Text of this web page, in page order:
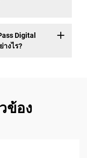
Digital
างไร?
ข้อง